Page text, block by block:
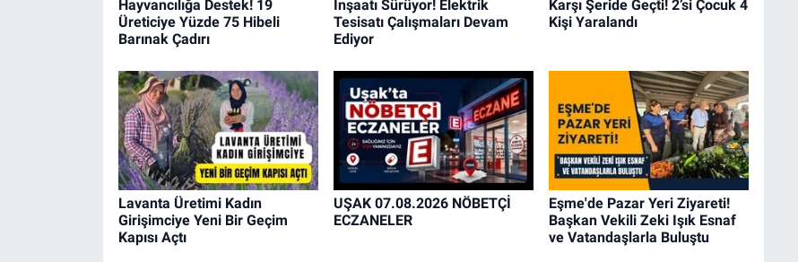
Hayvancılığa Destek! 19
Üreticiye Yüzde 75 Hibeli
Barınak Çadırı
İnşaatı Sürüyor! Elektrik
Tesisatı Çalışmaları Devam
Ediyor
Karşı Şeride Geçti! 2’si Çocuk 4
Kişi Yaralandı
Lavanta Üretimi Kadın
Girişimciye Yeni Bir Geçim
Kapısı Açtı
UŞAK 07.08.2026 NÖBETÇİ
ECZANELER
Eşme'de Pazar Yeri Ziyareti!
Başkan Vekili Zeki Işık Esnaf
ve Vatandaşlarla Buluştu